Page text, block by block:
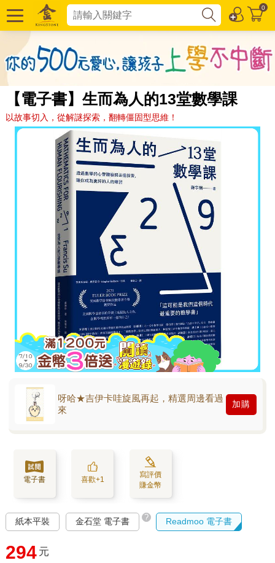
0
【電子書】生而為人的13堂數學課
以故事切入，從解謎探索，翻轉僵固型思維！
呀哈★吉伊卡哇旋風再起，精選周邊看過
來
加購
電子書 喜歡+1
寫評價
賺金幣
紙本平裝 金石堂 電子書 ? Readmoo 電子書
294 元